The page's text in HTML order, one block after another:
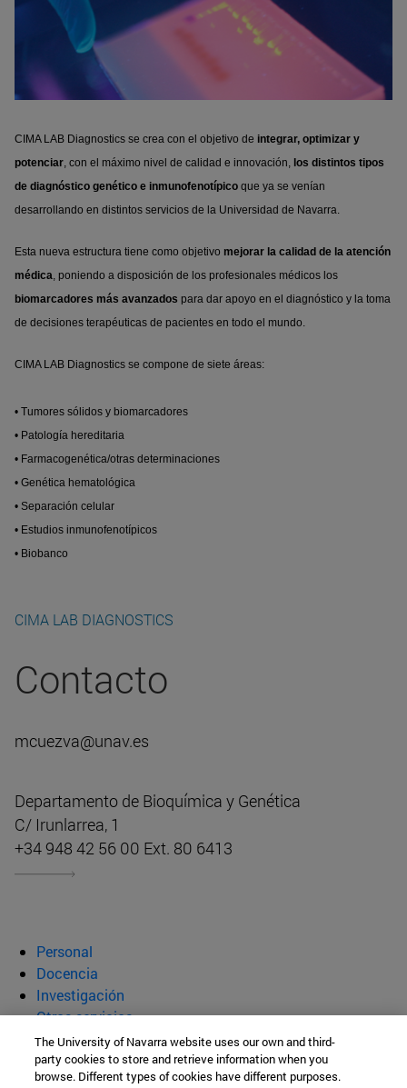
CIMA LAB Diagnostics se crea con el objetivo de integrar, optimizar y
potenciar, con el máximo nivel de calidad e innovación, los distintos tipos
de diagnóstico genético e inmunofenotípico que ya se venían
desarrollando en distintos servicios de la Universidad de Navarra.
Esta nueva estructura tiene como objetivo mejorar la calidad de la atención
médica, poniendo a disposición de los profesionales médicos los
biomarcadores más avanzados para dar apoyo en el diagnóstico y la toma
de decisiones terapéuticas de pacientes en todo el mundo.
CIMA LAB Diagnostics se compone de siete áreas:
• Tumores sólidos y biomarcadores
• Patología hereditaria
• Farmacogenética/otras determinaciones
• Genética hematológica
• Separación celular
• Estudios inmunofenotípicos
• Biobanco
CIMA LAB DIAGNOSTICS
Contacto
mcuezva@unav.es
Departamento de Bioquímica y Genética
C/ Irunlarrea, 1
+34 948 42 56 00 Ext. 80 6413
Personal
Docencia
Investigación
Otros servicios
Departamento de Bioquímica y
The University of Navarra website uses our own and third-
party cookies to store and retrieve information when you
browse. Different types of cookies have different purposes.